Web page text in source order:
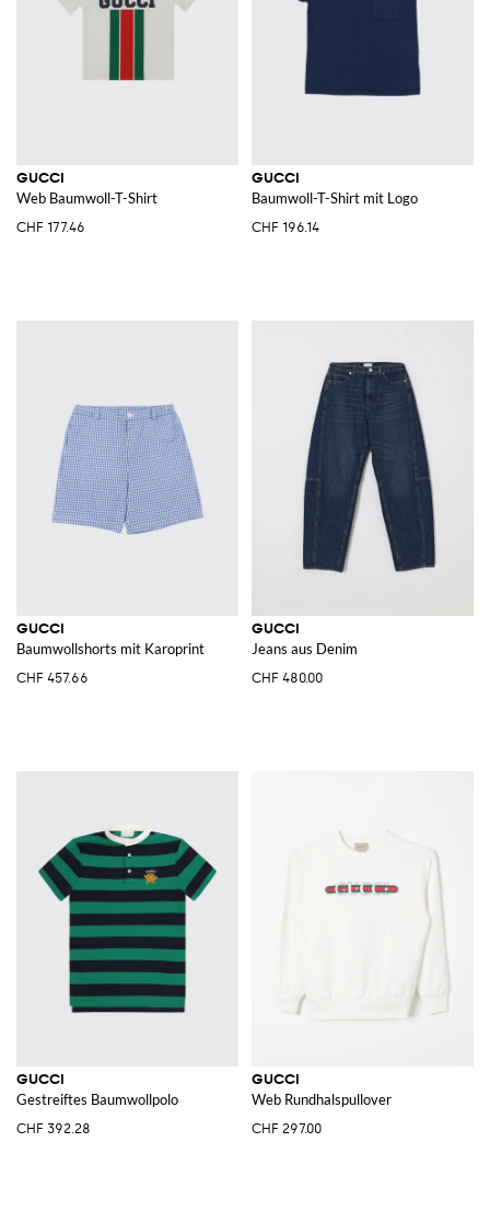
GUCCI
Web Baumwoll-T-Shirt
CHF 177.46
GUCCI
Baumwoll-T-Shirt mit Logo
CHF 196.14
GUCCI
Baumwollshorts mit Karoprint
CHF 457.66
GUCCI
Jeans aus Denim
CHF 480.00
GUCCI
Gestreiftes Baumwollpolo
CHF 392.28
GUCCI
Web Rundhalspullover
CHF 297.00